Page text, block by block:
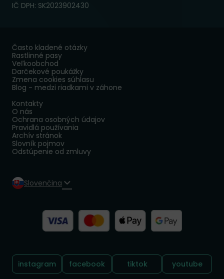
IČ DPH: SK2023902430
Často kladené otázky
Rastlinné pasy
Veľkoobchod
Darčekové poukážky
Zmena cookies súhlasu
Blog - medzi riadkami v záhone
Kontakty
O nás
Ochrana osobných údajov
Pravidlá používania
Archív stránok
Slovník pojmov
Odstúpenie od zmluvy
Slovenčina
Sledujte nás:
instagram facebook tiktok youtube